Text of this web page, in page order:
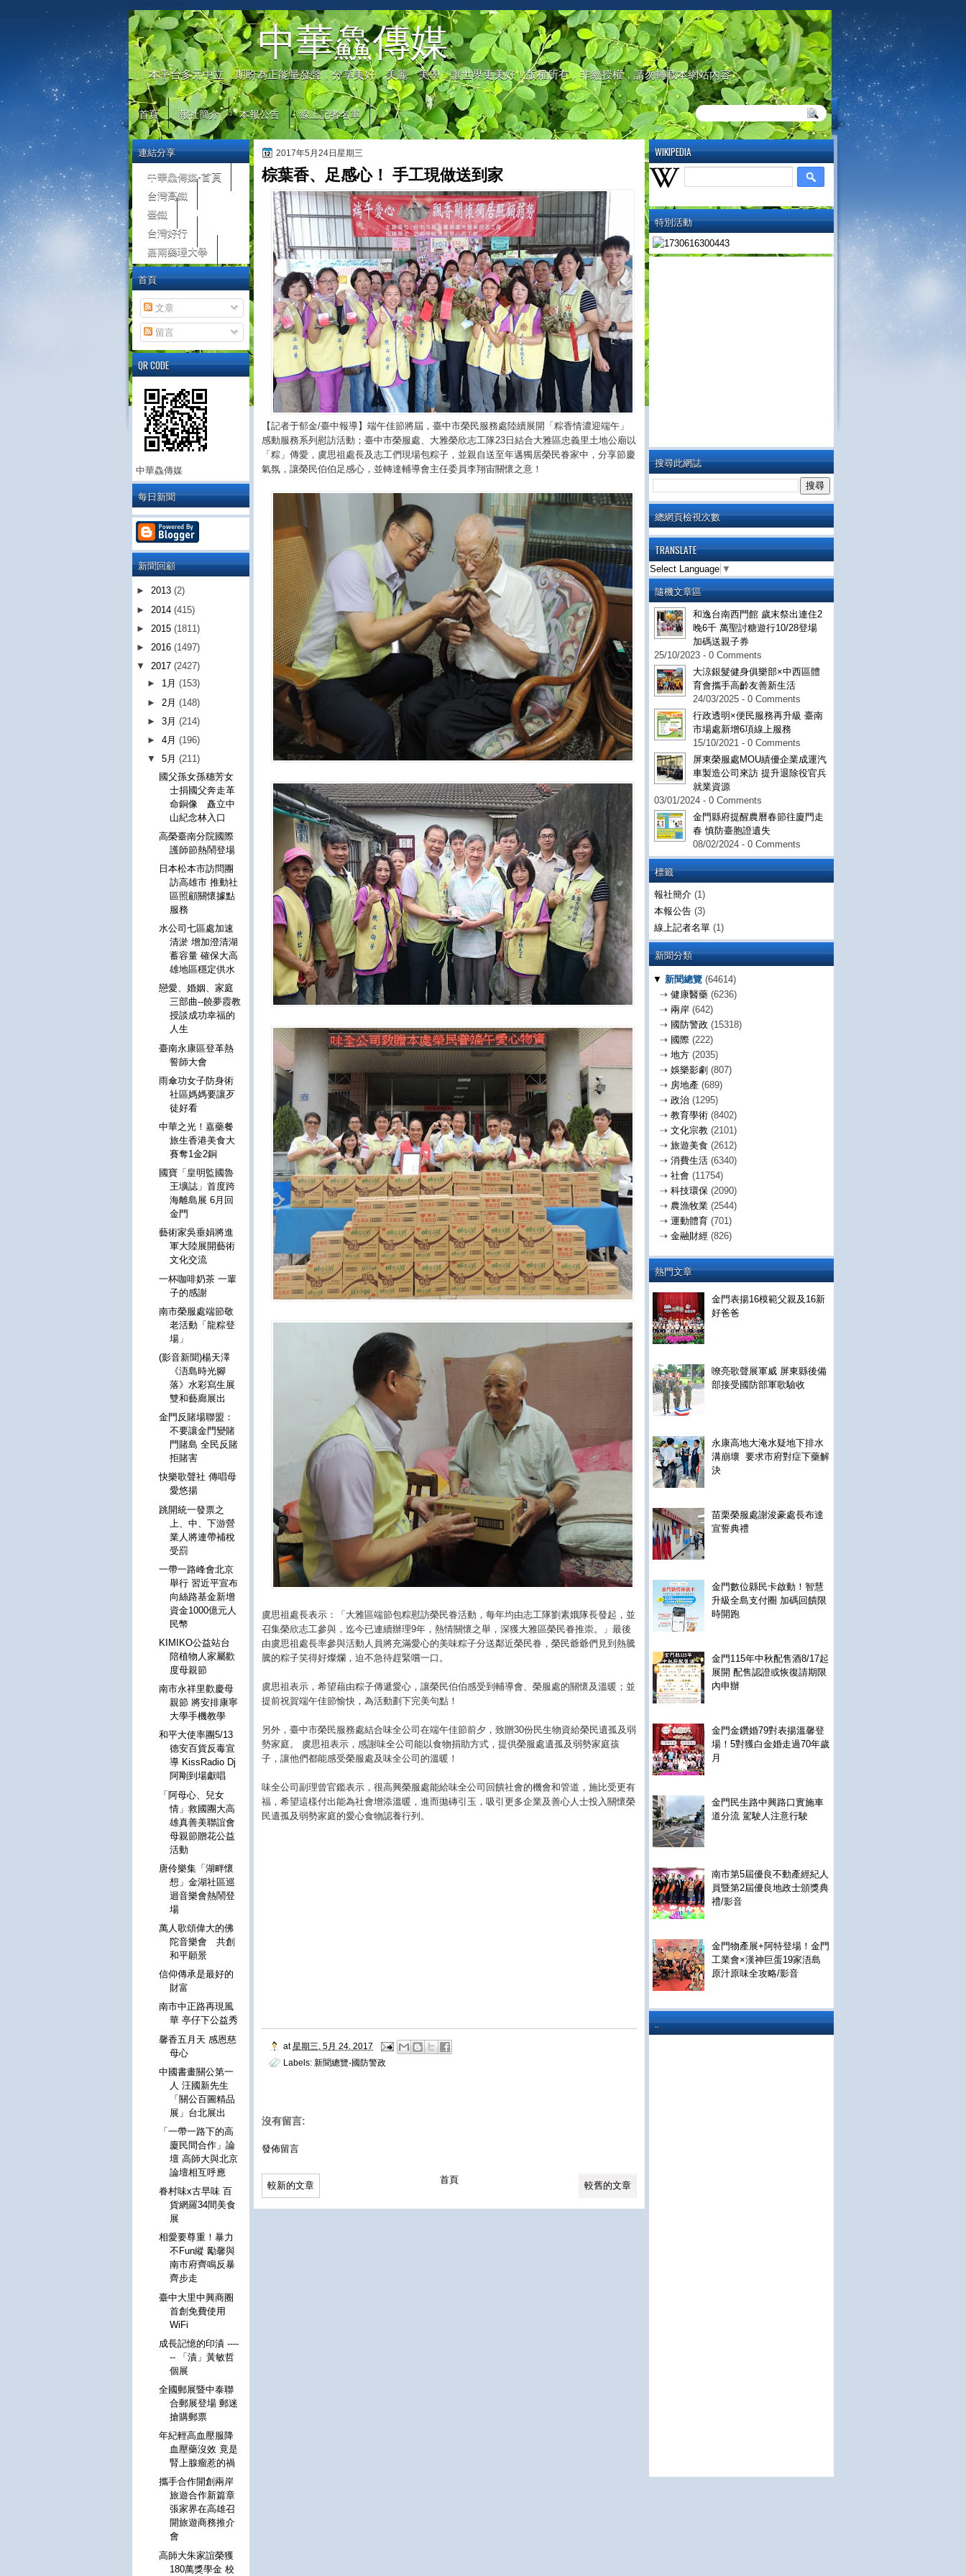
中華鱻傳媒
本平台多元中立，期盼為正能量發聲，分享美好、美麗、美學，讓世界更美好！版權所有，非經授權，請勿轉載本網站內容
首頁 報社簡介 本報公告 線上記者名單
WIKIPEDIA
特別活動
搜尋此網誌
總網頁檢視次數
TRANSLATE
Select Language ▼
隨機文章區
和逸台南西門館 歲末祭出連住2
晚6千 萬聖討糖遊行10/28登場
加碼送親子券
25/10/2023 - 0 Comments
大涼銀髮健身俱樂部×中西區體
育會攜手高齡友善新生活
24/03/2025 - 0 Comments
行政透明×便民服務再升級 臺南
市場處新增6項線上服務
15/10/2021 - 0 Comments
屏東榮服處MOU績優企業成運汽
車製造公司來訪 提升退除役官兵
就業資源
03/01/2024 - 0 Comments
金門縣府提醒農曆春節往廈門走
春 慎防臺胞證遺失
08/02/2024 - 0 Comments
標籤
報社簡介 (1)
本報公告 (3)
線上記者名單 (1)
新聞分類
▼ 新聞總覽 (64614)
⇢ 健康醫藥 (6236)
⇢ 兩岸 (642)
⇢ 國防警政 (15318)
⇢ 國際 (222)
⇢ 地方 (2035)
⇢ 娛樂影劇 (807)
⇢ 房地產 (689)
⇢ 政治 (1295)
⇢ 教育學術 (8402)
⇢ 文化宗教 (2101)
⇢ 旅遊美食 (2612)
⇢ 消費生活 (6340)
⇢ 社會 (11754)
⇢ 科技環保 (2090)
⇢ 農漁牧業 (2544)
⇢ 運動體育 (701)
⇢ 金融財經 (826)
熱門文章
金門表揚16模範父親及16新
好爸爸
嘹亮歌聲展軍威 屏東縣後備
部接受國防部軍歌驗收
永康高地大淹水疑地下排水
溝崩壞 要求市府對症下藥解
決
苗栗榮服處謝浚豪處長布達
宣誓典禮
金門數位縣民卡啟動！智慧
升級全島支付圈 加碼回饋限
時開跑
金門115年中秋配售酒8/17起
展開 配售認證或恢復請期限
內申辦
金門金鑽婚79對表揚溫馨登
場！5對獲白金婚走過70年歲
月
金門民生路中興路口實施車
道分流 駕駛人注意行駛
南市第5屆優良不動產經紀人
員暨第2屆優良地政士頒獎典
禮/影音
金門物產展+阿特登場！金門
工業會×漢神巨蛋19家浯島
原汁原味全攻略/影音
..
2017年5月24日星期三
棕葉香、足感心！ 手工現做送到家
【記者于郁金/臺中報導】端午佳節將屆，臺中市榮民服務處陸續展開「粽香情濃迎端午」
感動服務系列慰訪活動；臺中市榮服處、大雅榮欣志工隊23日結合大雅區忠義里土地公廟以
「粽」傳愛，虞思祖處長及志工們現場包粽子，並親自送至年邁獨居榮民眷家中，分享節慶
氣氛，讓榮民伯伯足感心，並轉達輔導會主任委員李翔宙關懷之意！
虞思祖處長表示：「大雅區端節包粽慰訪榮民眷活動，每年均由志工隊劉素娥隊長發起，並
召集榮欣志工參與，迄今已連續辦理9年，熱情關懷之舉，深獲大雅區榮民眷推崇。」最後
由虞思祖處長率參與活動人員將充滿愛心的美味粽子分送鄰近榮民眷，榮民爺爺們見到熱騰
騰的粽子笑得好燦爛，迫不急待趕緊嚐一口。
虞思祖表示，希望藉由粽子傳遞愛心，讓榮民伯伯感受到輔導會、榮服處的關懷及溫暖；並
提前祝賀端午佳節愉快，為活動劃下完美句點！
另外，臺中市榮民服務處結合味全公司在端午佳節前夕，致贈30份民生物資給榮民遺孤及弱
勢家庭。 虞思祖表示，感謝味全公司能以食物捐助方式，提供榮服處遺孤及弱勢家庭孩
子，讓他們都能感受榮服處及味全公司的溫暖！
味全公司副理曾官鑑表示，很高興榮服處能給味全公司回饋社會的機會和管道，施比受更有
福，希望這樣付出能為社會增添溫暖，進而拋磚引玉，吸引更多企業及善心人士投入關懷榮
民遺孤及弱勢家庭的愛心食物認養行列。
at 星期三, 5月 24, 2017
Labels: 新聞總覽-國防警政
沒有留言:
發佈留言
較新的文章 較舊的文章
首頁
連結分享
中華鱻傳媒-首頁
台灣高鐵
臺鐵
台灣好行
嘉南藥理大學
首頁
文章
留言
QR CODE
中華鱻傳媒
每日新聞
新聞回顧
► 2013 (2)
► 2014 (415)
► 2015 (1811)
► 2016 (1497)
▼ 2017 (2427)
► 1月(153)
► 2月(148)
►3月(214)
►4月(196)
▼5月(211)
國父孫女孫穗芳女
士捐國父奔走革
命銅像 矗立中
山紀念林入口
高榮臺南分院國際
護師節熱鬧登場
日本松本市訪問團
訪高雄市 推動社
區照顧關懷據點
服務
水公司七區處加速
清淤 增加澄清湖
蓄容量 確保大高
雄地區穩定供水
戀愛、婚姻、家庭
三部曲--饒夢霞教
授談成功幸福的
人生
臺南永康區登革熱
誓師大會
雨傘功女子防身術
社區媽媽要讓歹
徒好看
中華之光！嘉藥餐
旅生香港美食大
賽奪1金2銅
國寶「皇明監國魯
王壙誌」首度跨
海離島展 6月回
金門
藝術家吳垂娟將進
軍大陸展開藝術
文化交流
一杯咖啡奶茶 一輩
子的感謝
南市榮服處端節敬
老活動「龍粽登
場」
(影音新聞)楊天澤
《浯島時光腳
落》水彩寫生展
雙和藝廊展出
金門反賭場聯盟：
不要讓金門變賭
門賭島 全民反賭
拒賭害
快樂歌聲社 傳唱母
愛悠揚
跳開統一發票之
上、中、下游營
業人將連帶補稅
受罰
一帶一路峰會北京
舉行 習近平宣布
向絲路基金新增
資金1000億元人
民幣
KIMIKO公益站台
陪植物人家屬歡
度母親節
南市永祥里歡慶母
親節 將安排康寧
大學手機教學
和平大使率團5/13
德安百貨反毒宣
導 KissRadio Dj
阿剛到場獻唱
「阿母心、兒女
情」救國團大高
雄真善美聯誼會
母親節贈花公益
活動
唐伶樂集「湖畔懷
想」金湖社區巡
迴音樂會熱鬧登
場
萬人歌頌偉大的佛
陀音樂會 共創
和平願景
信仰傳承是最好的
財富
南市中正路再現風
華 亭仔下公益秀
馨香五月天 感恩慈
母心
中國書畫關公第一
人 汪國新先生
「關公百圖精品
展」台北展出
「一帶一路下的高
廈民間合作」論
壇 高師大與北京
論壇相互呼應
眷村味x古早味 百
貨網羅34間美食
展
相愛要尊重！暴力
不Fun縱 勵馨與
南市府齊鳴反暴
齊步走
臺中大里中興商圈
首創免費使用
WiFi
成長記憶的印漬 ----
-- 「漬」黃敏哲
個展
全國郵展暨中泰聯
合郵展登場 郵迷
搶購郵票
年紀輕高血壓服降
血壓藥沒效 竟是
腎上腺瘤惹的禍
攜手合作開創兩岸
旅遊合作新篇章
張家界在高雄召
開旅遊商務推介
會
高師大朱家誼榮獲
180萬獎學金 校